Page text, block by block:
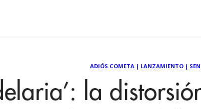
ADIÓS COMETA | LANZAMIENTO |
la